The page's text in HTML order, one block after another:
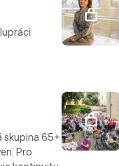
skupina 65+
Pro